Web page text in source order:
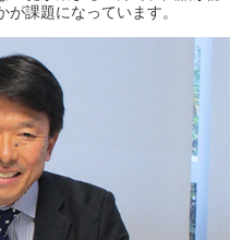
課題になっています。